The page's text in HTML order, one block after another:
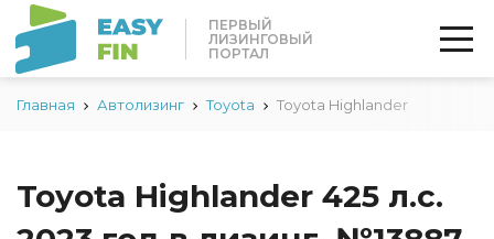
ПЕРВЫЙ
ЛИЗИНГОВЫЙ
ПОРТАЛ
Главная Автолизинг Toyota Toyota Highlander
Toyota Highlander 425 л.с.